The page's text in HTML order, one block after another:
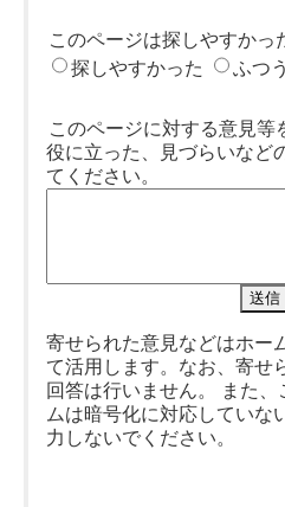
このページは探しやすかっ
探しやすかった
ふつう
このページに対する意見等
役に立った、見づらいなど
てください。
寄せられた意見などはホー
て活用します。なお、寄せ
回答は行いません。 また
ムは暗号化に対応していな
力しないでください。